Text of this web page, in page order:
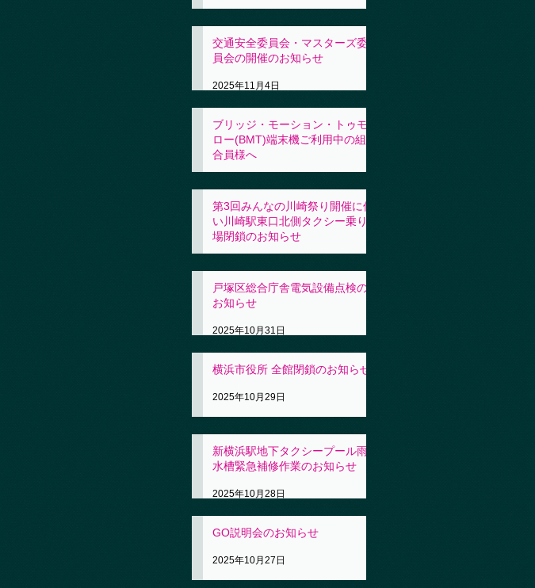
交通安全委員会・マスターズ委
員会の開催のお知らせ
2025年11月4日
ブリッジ・モーション・トゥモ
ロー(BMT)端末機ご利用中の組
合員様へ
第3回みんなの川崎祭り開催に伴
い川崎駅東口北側タクシー乗り
場閉鎖のお知らせ
戸塚区総合庁舎電気設備点検の
お知らせ
2025年10月31日
横浜市役所 全館閉鎖のお知らせ
2025年10月29日
新横浜駅地下タクシープール雨
水槽緊急補修作業のお知らせ
2025年10月28日
GO説明会のお知らせ
2025年10月27日